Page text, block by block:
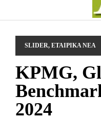
SLIDER, ΕΤΑΙΡΙΚΑ ΝΕΑ
KPMG,
2024